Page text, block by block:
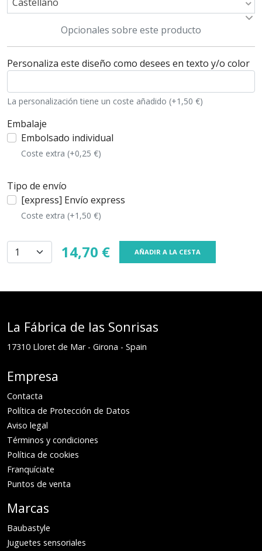
Opcionales sobre este producto
Personaliza este diseño como desees en texto y/o color
La personalización tiene un coste añadido (+1,50 €)
Embalaje
Embolsado individual
Coste extra (+0,25 €)
Tipo de envío
[express] Envío express
Coste extra (+1,50 €)
14,70 € AÑADIR A LA CESTA
La Fábrica de las Sonrisas
17310 Lloret de Mar- Girona - Spain
Empresa
Contacta
Política de Protección de Datos
Aviso legal
Términos y condiciones
Política de cookies
Franquíciate
Puntos de venta
Marcas
Baubastyle
Juguetes sensoriales